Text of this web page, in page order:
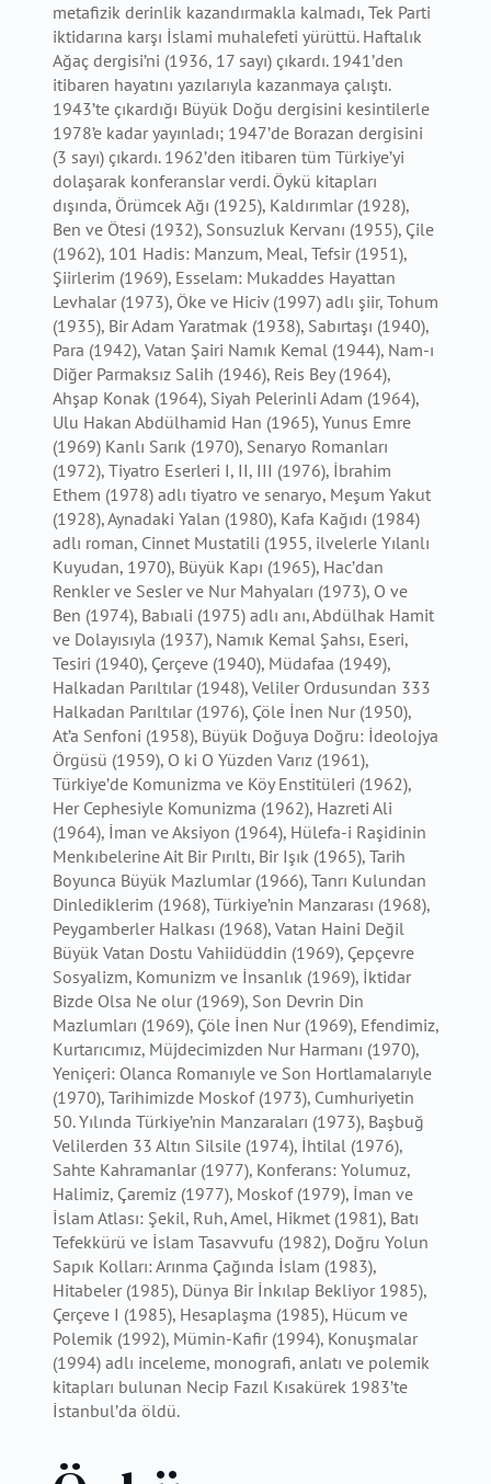
metafizik derinlik kazandırmakla kalmadı, Tek Parti
iktidarına karşı İslami muhalefeti yürüttü. Haftalık
Ağaç dergisi’ni (1936, 17 sayı) çıkardı. 1941’den
itibaren hayatını yazılarıyla kazanmaya çalıştı.
1943’te çıkardığı Büyük Doğu dergisini kesintilerle
1978’e kadar yayınladı; 1947’de Borazan dergisini
(3 sayı) çıkardı. 1962’den itibaren tüm Türkiye’yi
dolaşarak konferanslar verdi. Öykü kitapları
dışında, Örümcek Ağı (1925), Kaldırımlar (1928),
Ben ve Ötesi (1932), Sonsuzluk Kervanı (1955), Çile
(1962), 101 Hadis: Manzum, Meal, Tefsir (1951),
Şiirlerim (1969), Esselam: Mukaddes Hayattan
Levhalar (1973), Öke ve Hiciv (1997) adlı şiir, Tohum
(1935), Bir Adam Yaratmak (1938), Sabırtaşı (1940),
Para (1942), Vatan Şairi Namık Kemal (1944), Nam-ı
Diğer Parmaksız Salih (1946), Reis Bey (1964),
Ahşap Konak (1964), Siyah Pelerinli Adam (1964),
Ulu Hakan Abdülhamid Han (1965), Yunus Emre
(1969) Kanlı Sarık (1970), Senaryo Romanları
(1972), Tiyatro Eserleri I, II, III (1976), İbrahim
Ethem (1978) adlı tiyatro ve senaryo, Meşum Yakut
(1928), Aynadaki Yalan (1980), Kafa Kağıdı (1984)
adlı roman, Cinnet Mustatili (1955, ilvelerle Yılanlı
Kuyudan, 1970), Büyük Kapı (1965), Hac’dan
Renkler ve Sesler ve Nur Mahyaları (1973), O ve
Ben (1974), Babıali (1975) adlı anı, Abdülhak Hamit
ve Dolayısıyla (1937), Namık Kemal Şahsı, Eseri,
Tesiri (1940), Çerçeve (1940), Müdafaa (1949),
Halkadan Parıltılar (1948), Veliler Ordusundan 333
Halkadan Parıltılar (1976), Çöle İnen Nur (1950),
At’a Senfoni (1958), Büyük Doğuya Doğru: İdeolojya
Örgüsü (1959), O ki O Yüzden Varız (1961),
Türkiye’de Komunizma ve Köy Enstitüleri (1962),
Her Cephesiyle Komunizma (1962), Hazreti Ali
(1964), İman ve Aksiyon (1964), Hülefa-i Raşidinin
Menkıbelerine Ait Bir Pırıltı, Bir Işık (1965), Tarih
Boyunca Büyük Mazlumlar (1966), Tanrı Kulundan
Dinlediklerim (1968), Türkiye’nin Manzarası (1968),
Peygamberler Halkası (1968), Vatan Haini Değil
Büyük Vatan Dostu Vahiidüddin (1969), Çepçevre
Sosyalizm, Komunizm ve İnsanlık (1969), İktidar
Bizde Olsa Ne olur (1969), Son Devrin Din
Mazlumları (1969), Çöle İnen Nur (1969), Efendimiz,
Kurtarıcımız, Müjdecimizden Nur Harmanı (1970),
Yeniçeri: Olanca Romanıyle ve Son Hortlamalarıyle
(1970), Tarihimizde Moskof (1973), Cumhuriyetin
50. Yılında Türkiye’nin Manzaraları (1973), Başbuğ
Velilerden 33 Altın Silsile (1974), İhtilal (1976),
Sahte Kahramanlar (1977), Konferans: Yolumuz,
Halimiz, Çaremiz (1977), Moskof (1979), İman ve
İslam Atlası: Şekil, Ruh, Amel, Hikmet (1981), Batı
Tefekkürü ve İslam Tasavvufu (1982), Doğru Yolun
Sapık Kolları: Arınma Çağında İslam (1983),
Hitabeler (1985), Dünya Bir İnkılap Bekliyor 1985),
Çerçeve I (1985), Hesaplaşma (1985), Hücum ve
Polemik (1992), Mümin-Kafir (1994), Konuşmalar
(1994) adlı inceleme, monografi, anlatı ve polemik
kitapları bulunan Necip Fazıl Kısakürek 1983’te
İstanbul’da öldü.